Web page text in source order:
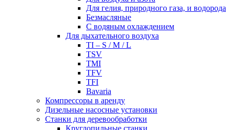
Для гелия, природного газа, и водорода
Безмасляные
С водяным охлаждением
Для дыхательного воздуха
TI – S / M / L
TSV
TMI
TFV
TFI
Bavaria
Компрессоры в аренду
Дизельные насосные установки
Станки для деревообработки
Круглопильные станки